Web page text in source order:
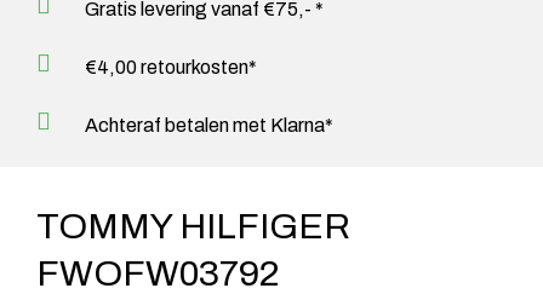
Gratis levering vanaf €75,- *
€4,00 retourkosten*
Achteraf betalen met Klarna*
TOMMY HILFIGER
FWOFW03792